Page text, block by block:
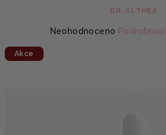
DR. ALTHEA
Průměrné
Neohodnoceno
Akce